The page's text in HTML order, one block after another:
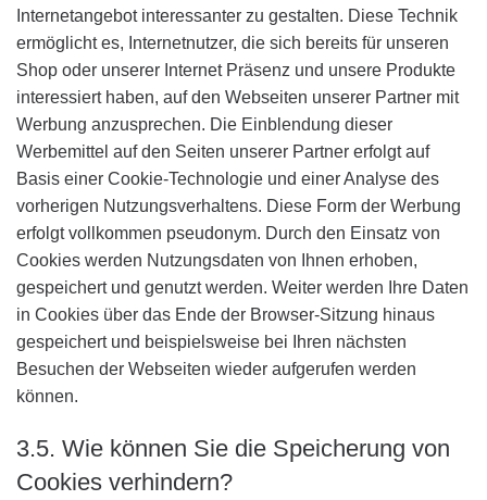
Internetangebot interessanter zu gestalten. Diese Technik
ermöglicht es, Internetnutzer, die sich bereits für unseren
Shop oder unserer Internet Präsenz und unsere Produkte
interessiert haben, auf den Webseiten unserer Partner mit
Werbung anzusprechen. Die Einblendung dieser
Werbemittel auf den Seiten unserer Partner erfolgt auf
Basis einer Cookie-Technologie und einer Analyse des
vorherigen Nutzungsverhaltens. Diese Form der Werbung
erfolgt vollkommen pseudonym. Durch den Einsatz von
Cookies werden Nutzungsdaten von Ihnen erhoben,
gespeichert und genutzt werden. Weiter werden Ihre Daten
in Cookies über das Ende der Browser-Sitzung hinaus
gespeichert und beispielsweise bei Ihren nächsten
Besuchen der Webseiten wieder aufgerufen werden
können.
3.5. Wie können Sie die Speicherung von
Cookies verhindern?